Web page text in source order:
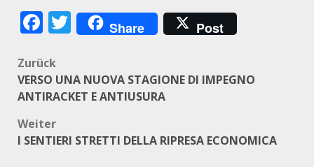
Facebook
Twitter
Share Post
Beitragsnavigation
Zurück
VERSO UNA NUOVA STAGIONE DI IMPEGNO
ANTIRACKET E ANTIUSURA
Weiter
I SENTIERI STRETTI DELLA RIPRESA ECONOMICA